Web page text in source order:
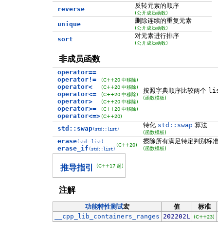
reverse 反转元素的顺序
(公开成员函数)
unique 删除连续的重复元素
(公开成员函数)
sort 对元素进行排序
(公开成员函数)
非成员函数
operator==
operator!=
operator<
operator<=
operator>
operator>=
operator<=>
(C++20 中移除)
(C++20 中移除)
(C++20 中移除)
(C++20 中移除)
(C++20 中移除)
(C++20)
按照字典顺序比较两个
(函数模板)
std::swap(std::list)
特化 std::swap 算法
(函数模板)
erase(std::list)
erase_if (std::list)
(C++20)
擦除所有满足特定判别标
(函数模板)
推导指引 (C++17 起)
注解
功能特性测试宏 值
标准
__cpp_lib_containers_ranges 202202L (C++23)